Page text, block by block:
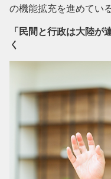
の機能拡充を進めてい
「民間と行政は大陸
く